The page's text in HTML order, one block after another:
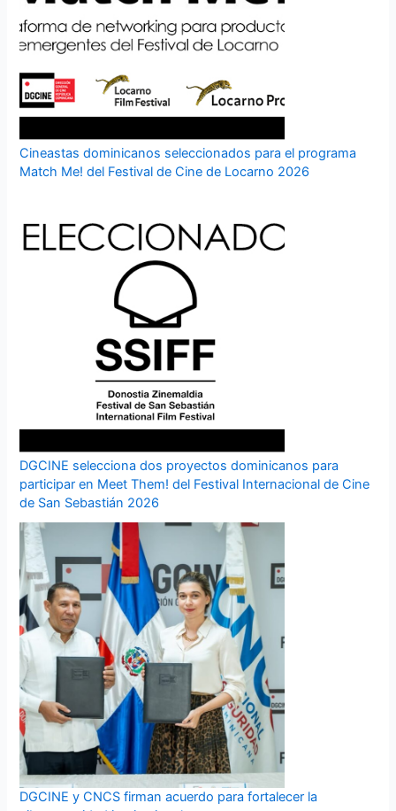
Cineastas dominicanos seleccionados para el programa
Match Me! del Festival de Cine de Locarno 2026
DGCINE selecciona dos proyectos dominicanos para
participar en Meet Them! del Festival Internacional de Cine
de San Sebastián 2026
DGCINE y CNCS firman acuerdo para fortalecer la